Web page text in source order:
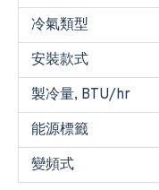
冷氣類型
安裝款式
製冷量, BTU/hr
能源標籤
變頻式